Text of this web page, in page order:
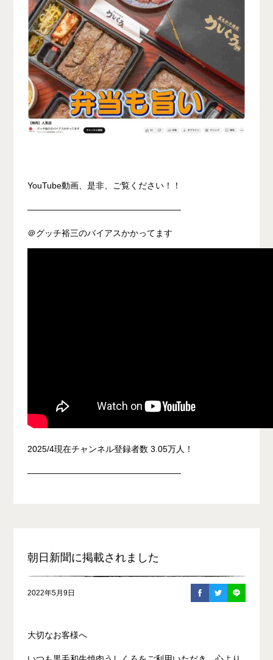
YouTube動画、是非、ご覧ください！！
――――――――――――――――――
＠グッチ裕三のバイアスかかってます
2025/4現在チャンネル登録者数 3.05万人！
――――――――――――――――――
朝日新聞に掲載されました
2022年5月9日
大切なお客様へ